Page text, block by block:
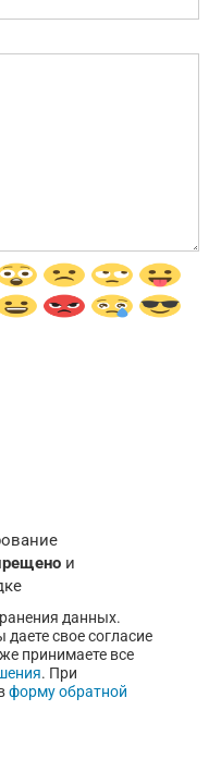
и
данных.
свое согласие
принимаете все
. При
форму обратной